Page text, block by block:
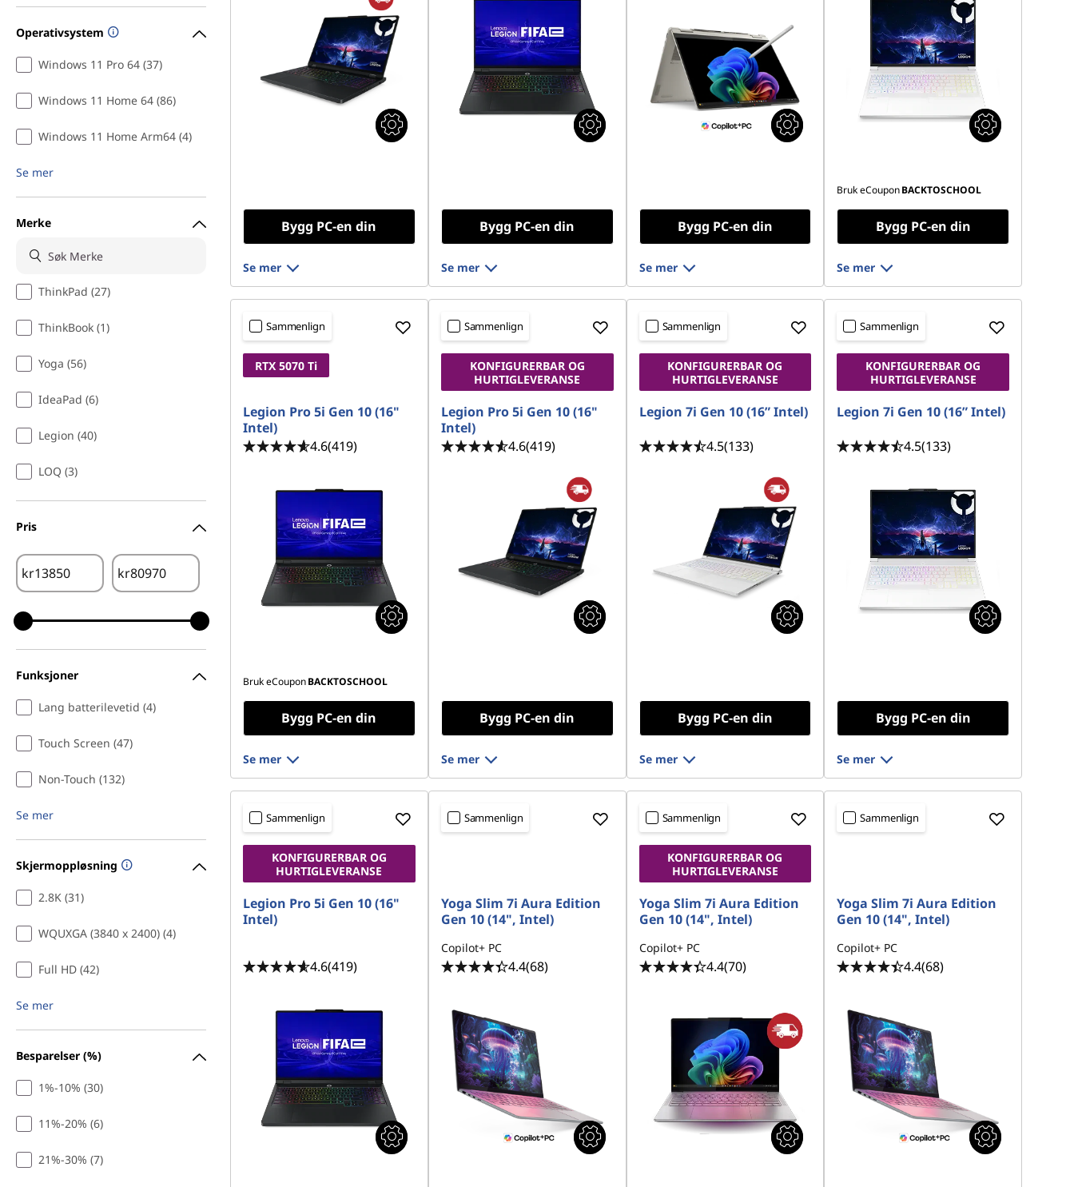
Operativsystem
Windows 11 Pro 64 (37)
Windows 11 Home 64 (86)
Windows 11 Home Arm64 (4)
Se mer
Merke
ThinkPad (27)
ThinkBook (1)
Yoga (56)
IdeaPad (6)
Legion (40)
LOQ (3)
Pris
kr kr
Funksjoner
Lang batterilevetid (4)
Touch Screen (47)
Non-Touch (132)
Se mer
Skjermoppløsning
2.8K (31)
WQUXGA (3840 x 2400) (4)
Full HD (42)
Se mer
Besparelser (%)
1%-10% (30)
11%-20% (6)
21%-30% (7)
Bygg PC-en din
Se mer
Bygg PC-en din
Se mer
Bygg PC-en din
Se mer
Bruk eCouponBACKTOSCHOOL
Bygg PC-en din
Se mer
Sammenlign
RTX 5070 Ti
Legion Pro 5i Gen 10 (16"
Intel)
4.6(419)
Bruk eCouponBACKTOSCHOOL
Bygg PC-en din
Se mer
Sammenlign
KONFIGURERBAR OG
HURTIGLEVERANSE
Legion Pro 5i Gen 10 (16"
Intel)
4.6(419)
Bygg PC-en din
Se mer
Sammenlign
KONFIGURERBAR OG
HURTIGLEVERANSE
Legion 7i Gen 10 (16” Intel)
4.5(133)
Bygg PC-en din
Se mer
Sammenlign
KONFIGURERBAR OG
HURTIGLEVERANSE
Legion 7i Gen 10 (16” Intel)
4.5(133)
Bygg PC-en din
Se mer
Sammenlign
KONFIGURERBAR OG
HURTIGLEVERANSE
Legion Pro 5i Gen 10 (16"
Intel)
4.6(419)
Sammenlign
Yoga Slim 7i Aura Edition
Gen 10 (14", Intel)
Copilot+ PC
4.4(68)
Sammenlign
KONFIGURERBAR OG
HURTIGLEVERANSE
Yoga Slim 7i Aura Edition
Gen 10 (14", Intel)
Copilot+ PC
4.4(70)
Sammenlign
Yoga Slim 7i Aura Edition
Gen 10 (14", Intel)
Copilot+ PC
4.4(68)